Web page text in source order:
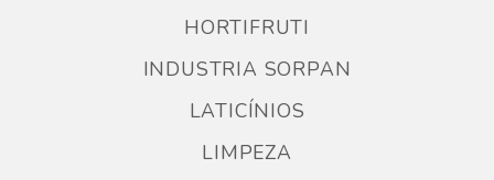
HORTIFRUTI
INDUSTRIA SORPAN
LATICÍNIOS
LIMPEZA